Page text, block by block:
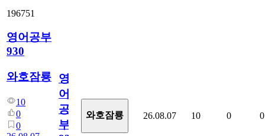
196751
영어공부
930
와호잠룡
10
0
0
영
어
공
부
와호잠룡 26.08.07 10 0 0